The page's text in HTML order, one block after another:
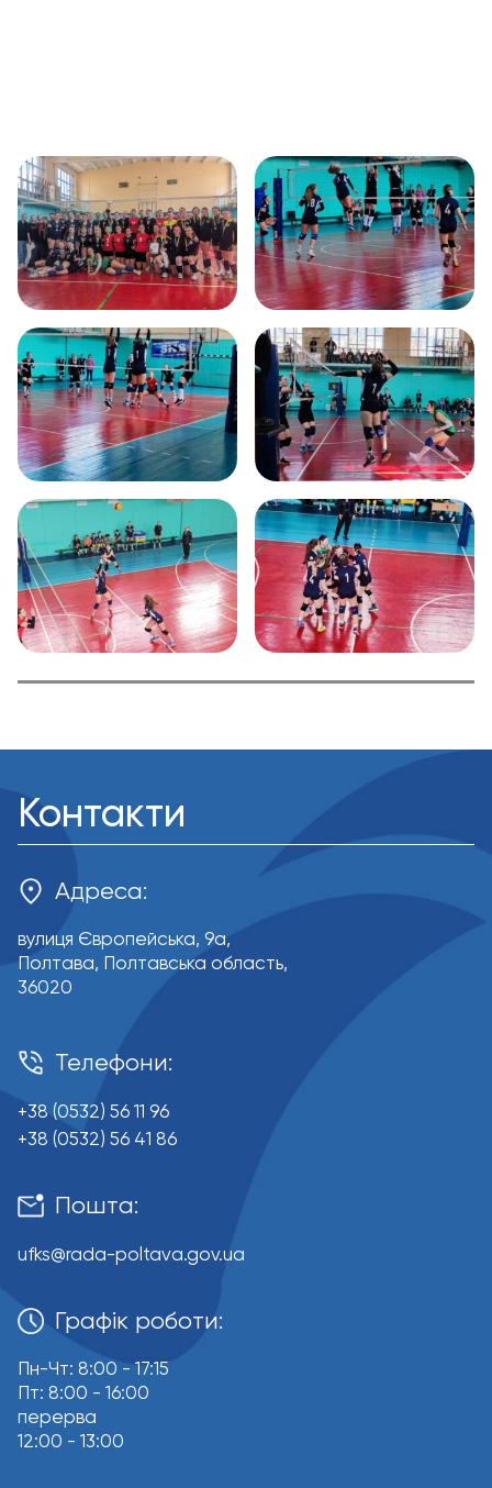
Контакти
Адреса:
вулиця Європейська, 9a,
Полтава, Полтавська область,
36020
Телефони:
+38 (0532) 56 11 96
+38 (0532) 56 41 86
Пошта:
ufks@rada-poltava.gov.ua
Графік роботи:
Пн-Чт: 8:00 - 17:15
Пт: 8:00 - 16:00
перерва
12:00 - 13:00